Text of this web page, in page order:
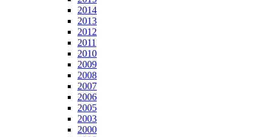
2014
2013
2012
2011
2010
2009
2008
2007
2006
2005
2003
2000